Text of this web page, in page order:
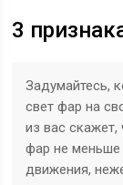
3
Задумайтесь,
свет фар на
из вас
фар не меньше
движения,